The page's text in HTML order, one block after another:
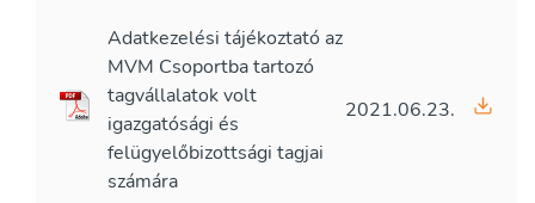
Adatkezelési tájékoztató az
MVM Csoportba tartozó
tagvállalatok volt
igazgatósági és
felügyelőbizottsági tagjai
számára
2021.06.23.